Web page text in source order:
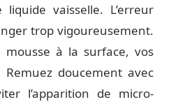
vaisselle. L’erreur
trop vigoureusement.
à la surface, vos
doucement avec
l’apparition de micro-